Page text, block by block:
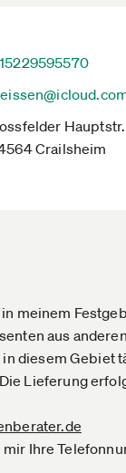
Crailsheim
meinem
aus
diesem Gebiet
Lieferung
mir Ihre